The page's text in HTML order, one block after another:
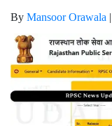
By Mansoor Orawala |